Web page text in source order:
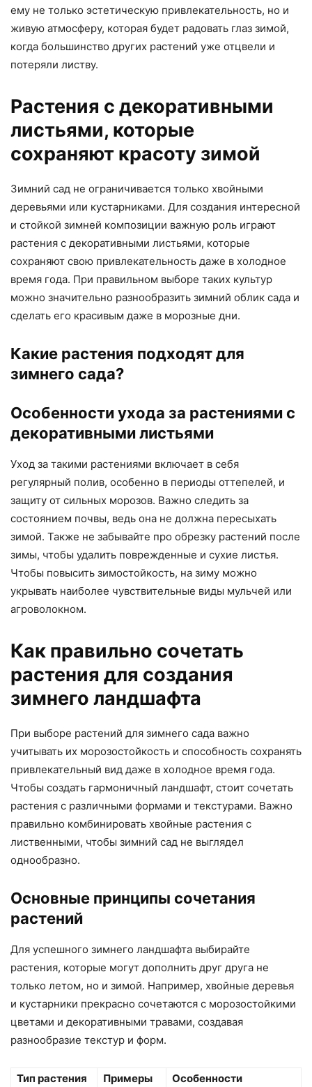
ему не только эстетическую привлекательность, но и
живую атмосферу, которая будет радовать глаз зимой,
когда большинство других растений уже отцвели и
потеряли листву.
Растения с декоративными
листьями, которые
сохраняют красоту зимой
Зимний сад не ограничивается только хвойными
деревьями или кустарниками. Для создания интересной
и стойкой зимней композиции важную роль играют
растения с декоративными листьями, которые
сохраняют свою привлекательность даже в холодное
время года. При правильном выборе таких культур
можно значительно разнообразить зимний облик сада и
сделать его красивым даже в морозные дни.
Какие растения подходят для
зимнего сада?
Особенности ухода за растениями с
декоративными листьями
Уход за такими растениями включает в себя
регулярный полив, особенно в периоды оттепелей, и
защиту от сильных морозов. Важно следить за
состоянием почвы, ведь она не должна пересыхать
зимой. Также не забывайте про обрезку растений после
зимы, чтобы удалить поврежденные и сухие листья.
Чтобы повысить зимостойкость, на зиму можно
укрывать наиболее чувствительные виды мульчей или
агроволокном.
Как правильно сочетать
растения для создания
зимнего ландшафта
При выборе растений для зимнего сада важно
учитывать их морозостойкость и способность сохранять
привлекательный вид даже в холодное время года.
Чтобы создать гармоничный ландшафт, стоит сочетать
растения с различными формами и текстурами. Важно
правильно комбинировать хвойные растения с
лиственными, чтобы зимний сад не выглядел
однообразно.
Основные принципы сочетания
растений
Для успешного зимнего ландшафта выбирайте
растения, которые могут дополнить друг друга не
только летом, но и зимой. Например, хвойные деревья
и кустарники прекрасно сочетаются с морозостойкими
цветами и декоративными травами, создавая
разнообразие текстур и форм.
Тип растения Примеры Особенности